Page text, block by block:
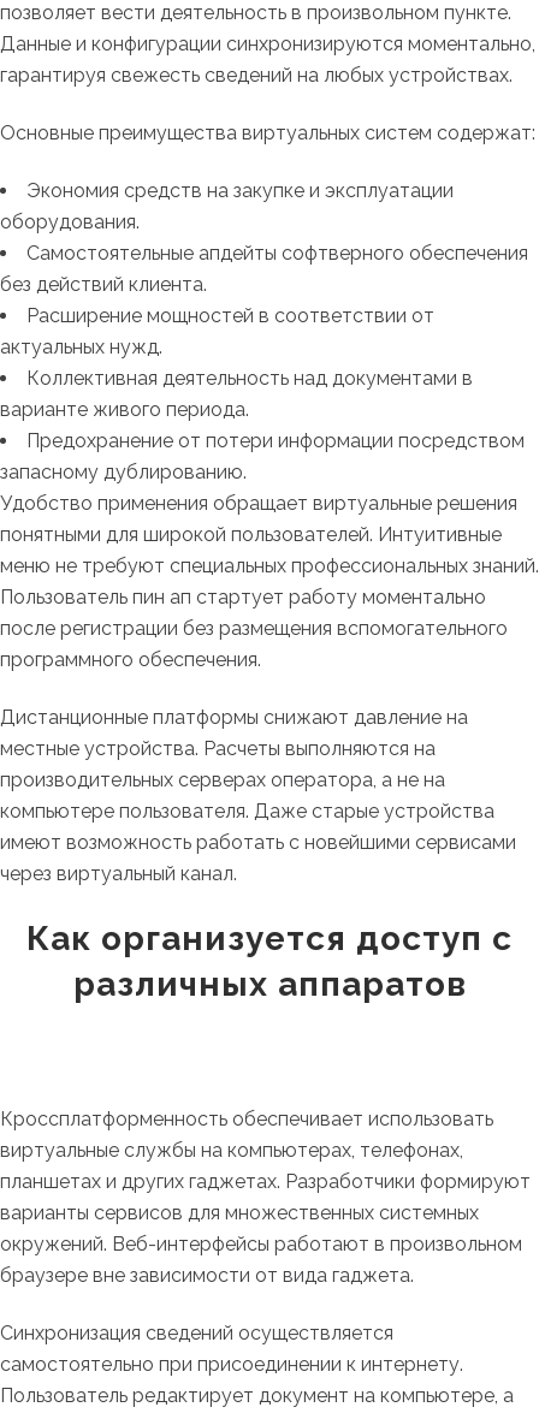
позволяет вести деятельность в произвольном пункте.
Данные и конфигурации синхронизируются моментально,
гарантируя свежесть сведений на любых устройствах.
Основные преимущества виртуальных систем содержат:
Экономия средств на закупке и эксплуатации
оборудования.
Самостоятельные апдейты софтверного обеспечения
без действий клиента.
Расширение мощностей в соответствии от
актуальных нужд.
Коллективная деятельность над документами в
варианте живого периода.
Предохранение от потери информации посредством
запасному дублированию.
Удобство применения обращает виртуальные решения
понятными для широкой пользователей. Интуитивные
меню не требуют специальных профессиональных знаний.
Пользователь пин ап стартует работу моментально
после регистрации без размещения вспомогательного
программного обеспечения.
Дистанционные платформы снижают давление на
местные устройства. Расчеты выполняются на
производительных серверах оператора, а не на
компьютере пользователя. Даже старые устройства
имеют возможность работать с новейшими сервисами
через виртуальный канал.
Как организуется доступ с
различных аппаратов
Кроссплатформенность обеспечивает использовать
виртуальные службы на компьютерах, телефонах,
планшетах и других гаджетах. Разработчики формируют
варианты сервисов для множественных системных
окружений. Веб-интерфейсы работают в произвольном
браузере вне зависимости от вида гаджета.
Синхронизация сведений осуществляется
самостоятельно при присоединении к интернету.
Пользователь редактирует документ на компьютере, а